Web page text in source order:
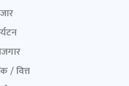
/ वित्त